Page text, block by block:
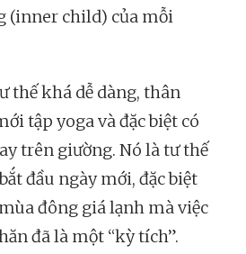
(inner child) của mỗi
thế khá dễ dàng, thân
tập yoga và đặc biệt có
trên giường. Nó là tư thế
đầu ngày mới, đặc biệt
đông giá lạnh mà việc
đã là một “kỳ tích”.